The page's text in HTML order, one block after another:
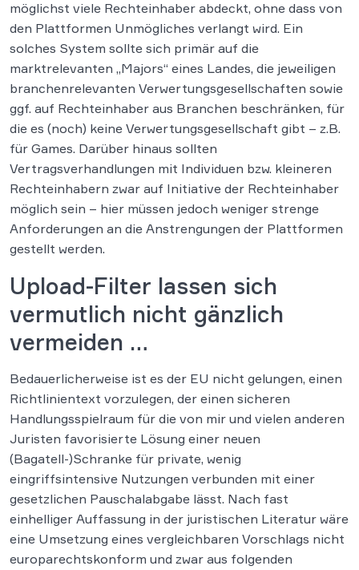
möglichst viele Rechteinhaber abdeckt, ohne dass von
den Plattformen Unmögliches verlangt wird. Ein
solches System sollte sich primär auf die
marktrelevanten „Majors“ eines Landes, die jeweiligen
branchenrelevanten Verwertungsgesellschaften sowie
ggf. auf Rechteinhaber aus Branchen beschränken, für
die es (noch) keine Verwertungsgesellschaft gibt – z.B.
für Games. Darüber hinaus sollten
Vertragsverhandlungen mit Individuen bzw. kleineren
Rechteinhabern zwar auf Initiative der Rechteinhaber
möglich sein – hier müssen jedoch weniger strenge
Anforderungen an die Anstrengungen der Plattformen
gestellt werden.
Upload-Filter lassen sich
vermutlich nicht gänzlich
vermeiden …
Bedauerlicherweise ist es der EU nicht gelungen, einen
Richtlinientext vorzulegen, der einen sicheren
Handlungsspielraum für die von mir und vielen anderen
Juristen favorisierte Lösung einer neuen
(Bagatell-)Schranke für private, wenig
eingriffsintensive Nutzungen verbunden mit einer
gesetzlichen Pauschalabgabe lässt. Nach fast
einhelliger Auffassung in der juristischen Literatur wäre
eine Umsetzung eines vergleichbaren Vorschlags nicht
europarechtskonform und zwar aus folgenden